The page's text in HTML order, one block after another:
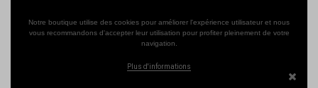
Notre boutique utilise des cookies pour améliorer l'expérience utilisateur et nous
vous recommandons d'accepter leur utilisation pour profiter pleinement de votre
navigation.
Plus d'informations